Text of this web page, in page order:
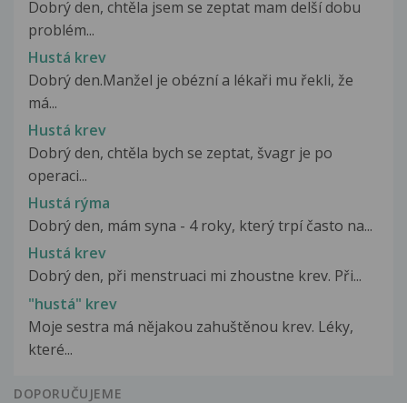
Dobrý den, chtěla jsem se zeptat mam delší dobu
problém...
Hustá krev
Dobrý den.Manžel je obézní a lékaři mu řekli, že
má...
Hustá krev
Dobrý den, chtěla bych se zeptat, švagr je po
operaci...
Hustá rýma
Dobrý den, mám syna - 4 roky, který trpí často na...
Hustá krev
Dobrý den, při menstruaci mi zhoustne krev. Při...
"hustá" krev
Moje sestra má nějakou zahuštěnou krev. Léky,
které...
DOPORUČUJEME